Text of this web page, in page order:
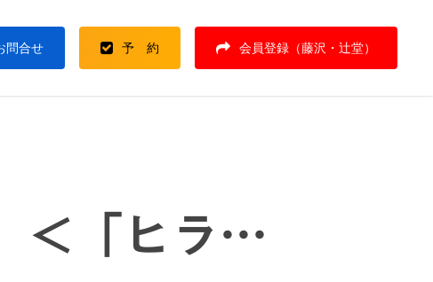
問合せ 予 約 会員登録（藤沢・辻堂）
＜「ヒラ…